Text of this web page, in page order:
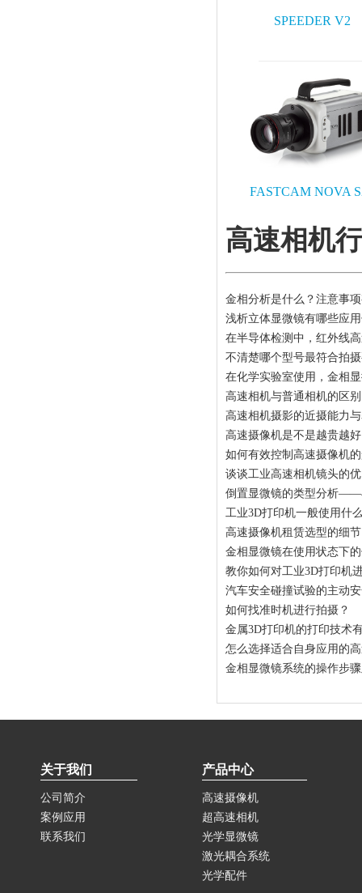
SPEEDER V2
FASTCAM NOVA
高速相机
金相分析是什么？注意事
浅析立体显微镜有哪些应
在半导体检测中，红外线
不清楚哪个型号最符合拍
在化学实验室使用，金相
高速相机与普通相机的区
高速相机摄影的近摄能力
高速摄像机是不是越贵越好
如何有效控制高速摄像机
谈谈工业高速相机镜头的
倒置显微镜的类型分析——
工业3D打印机一般使用什
高速摄像机租赁选型的细
金相显微镜在使用状态下
教你如何对工业3D打印机
汽车安全碰撞试验的主动
如何找准时机进行拍摄？
金属3D打印机的打印技术
怎么选择适合自身应用的
金相显微镜系统的操作步
关于我们
公司简介
案例应用
联系我们
产品中心
高速摄像机
超高速相机
光学显微镜
激光耦合系统
光学配件